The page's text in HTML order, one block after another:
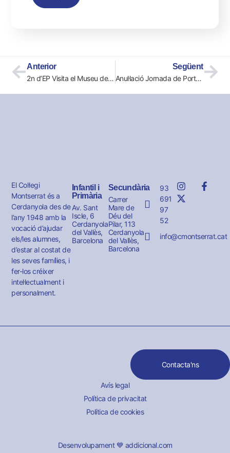
Anterior
2n d’EP Visita el Museu de les Aigües de Cornellà
Següent
Anul·lació Jornada de Portes Obertes
El Col·legi
Montserrat és a
Cerdanyola des de
l’any 1948 amb la
vocació d’ajudar
els/les alumnes,
d’estar al costat de
les seves famílies, i
fer-los créixer
intel·lectualment i
personalment.
Infantil i
Primària
Av. Sant
Iscle, 6
Cerdanyola
del Vallès,
Barcelona
Secundària
Carrer
Mare de
Déu del
Pilar, 113
Cerdanyola
del Vallès,
Barcelona
93
691
97
52
info@cmontserrat.cat
Contacta'ns
Avís legal
Política de privacitat
Política de cookies
Desenvolupament 💙 addicional.com